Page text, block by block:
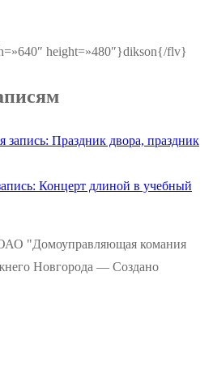
height=»480″}dikson{/flv}
запись: Праздник двора, праздник
Концерт длиной в учебный
"Домоуправляющая комания
Новгорода — Создано